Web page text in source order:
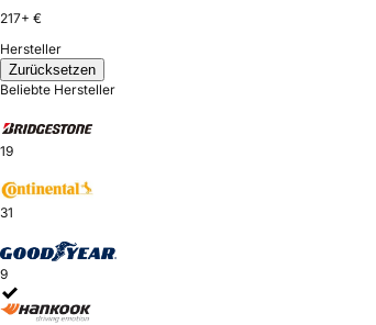
217+ €
Hersteller
Zurücksetzen
Beliebte Hersteller
19
31
9